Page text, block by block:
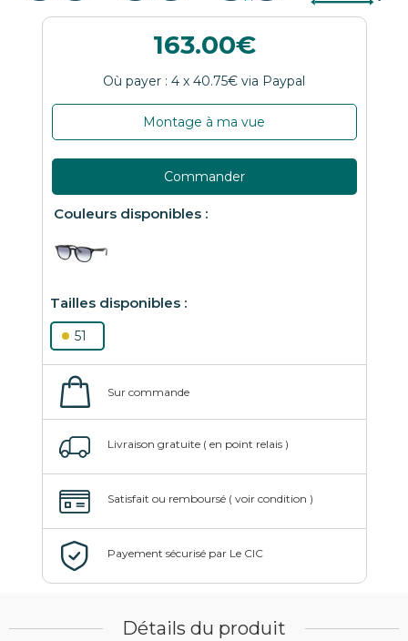
163.00
Montage à ma vue
Commander
51
Détails du produit